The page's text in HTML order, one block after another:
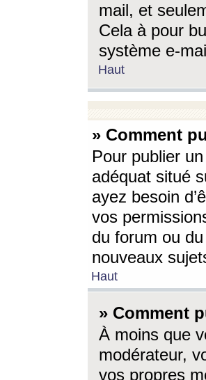
mail, et
Cela à pour
système e-
Haut
» Comment
Pour publier
adéquat situé
ayez besoin
vos
du forum ou
nouveaux
Haut
» Comment
À moins que
modérateur,
vos propres